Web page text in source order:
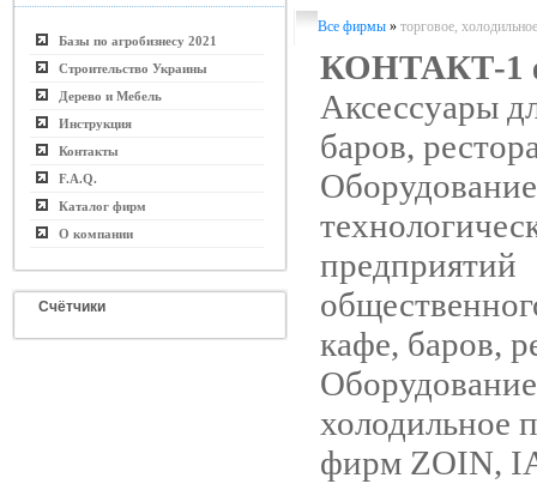
Базы по агробизнесу 2021
Строительство Украины
Дерево и Мебель
Инструкция
Контакты
F.A.Q.
Каталог фирм
О компании
Счётчики
Все фирмы » торговое,
КОНТАКТ-1
Аксессуары
баров,
предприятий
кафе, баров,
Оборудование
холодильное
фирм ZOIN,